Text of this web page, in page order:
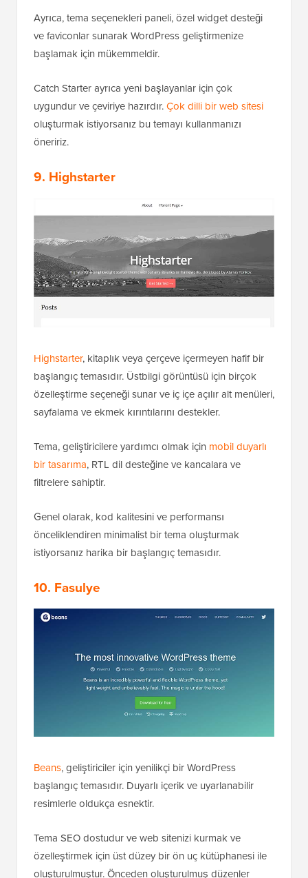
Ayrıca, tema seçenekleri paneli, özel widget desteği
ve faviconlar sunarak WordPress geliştirmenize
başlamak için mükemmeldir.
Catch Starter ayrıca yeni başlayanlar için çok
uygundur ve çeviriye hazırdır.Çok dilli bir web sitesi
oluşturmak istiyorsanız bu temayı kullanmanızı
öneririz.
9. Highstarter
Highstarter, kitaplık veya çerçeve içermeyen hafif bir
başlangıç temasıdır. Üstbilgi görüntüsü için birçok
özelleştirme seçeneği sunar ve iç içe açılır alt menüleri,
sayfalama ve ekmek kırıntılarını destekler.
Tema, geliştiricilere yardımcı olmak için mobil duyarlı
bir tasarıma, RTL dil desteğine ve kancalara ve
filtrelere sahiptir.
Genel olarak, kod kalitesini ve performansı
önceliklendiren minimalist bir tema oluşturmak
istiyorsanız harika bir başlangıç temasıdır.
10. Fasulye
Beans, geliştiriciler için yenilikçi bir WordPress
başlangıç temasıdır. Duyarlı içerik ve uyarlanabilir
resimlerle oldukça esnektir.
Tema SEO dostudur ve web sitenizi kurmak ve
özelleştirmek için üst düzey bir ön uç kütüphanesi ile
oluşturulmuştur. Önceden oluşturulmuş düzenler